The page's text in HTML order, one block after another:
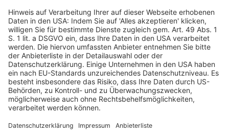
umfassende Betrachtung aller Umstände des
Einzelfalls, die das deutsche Arbeitsrecht verlangt und
immer verlangt hat, ist damit nicht vereinbar. Zu Recht
hatte man bei Normierung des Arbeitnehmerbegriffs in
§ 611a BGBim Jahr 2017 auf solche – ursprünglich
im Referentenentwurf enthaltene Vermutungsregeln –
verzichtet.
Das Bundesarbeitsgericht hat sich mit einer
Entscheidung im Dezember 2020 (9 AZR 102/20) dem
zwischen Wissenschaft und Praxis angestoßen, hier zu